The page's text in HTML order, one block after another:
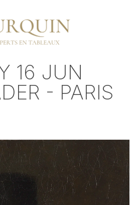
16 JUN
- PARIS